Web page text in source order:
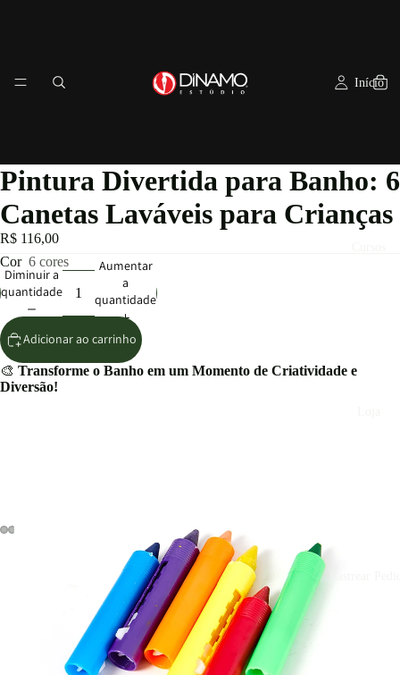
Início
Pintura Divertida para Banho: 6
Canetas Laváveis para Crianças
R$ 116,00
Cor 6 cores
Diminuir a
quantidade
Aumentar
a
quantidade
Adicionar ao carrinho
🎨 Transforme o Banho em um Momento de Criatividade e
Diversão!